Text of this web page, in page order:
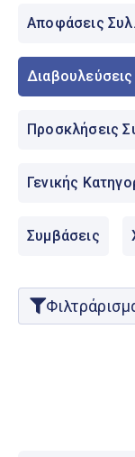
Ελληνικά
Αποφάσεις
Διαβουλεύσεις
Προσκλήσεις
Γενικής
Συμβάσεις